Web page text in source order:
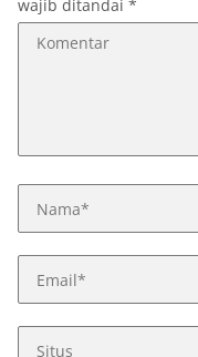
wajib ditandai *